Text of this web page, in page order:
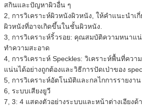
สกินและปัญหาผิวอื่น ๆ
2, การวิเคราะห์ผิวหนังผิวหนัง, ให้คำแนะนำเ
ผิวหนังที่อาจเกิดขึ้นในชั้นผิวหนัง.
3, การวิเคราะห์ริ้วรอย: คุณสมบัติความหนาแ
ทำความสะอาด
4, การวิเคราะห์ Speckles: วิเคราะห์พื้นที่คว
แน่นได้อย่างถูกต้องและวิธีการปัดเป่าของ
5, การวิเคราะห์อัตโนมัติและกลไกการรายงาน
6, ระบบเสียงยูวี
7, 3: 4 แสดงตัวอย่างระบบและหน้าต่างเอียงด้